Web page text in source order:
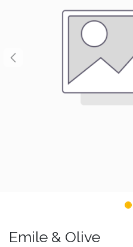
Emile & Olive